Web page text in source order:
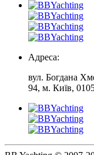
Адреса:
вул. Богдана
94, м. Київ,